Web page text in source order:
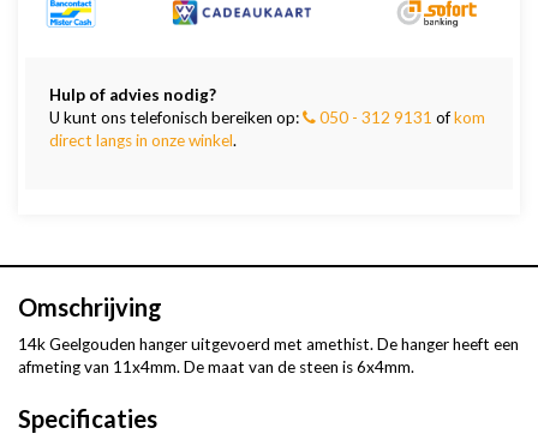
Hulp of advies nodig?
U kunt ons telefonisch bereiken op:
050 - 312 9131 ofkom
direct langs in onze winkel.
Omschrijving
14k Geelgouden hanger uitgevoerd met amethist. De hanger heeft een
afmeting van 11x4mm. De maat van de steen is 6x4mm.
Specificaties